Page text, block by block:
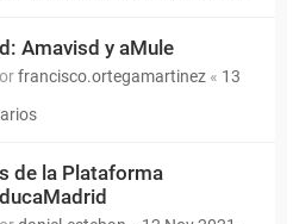
Amavisd y aMule
francisco.ortegamartinez « 13
de la Plataforma